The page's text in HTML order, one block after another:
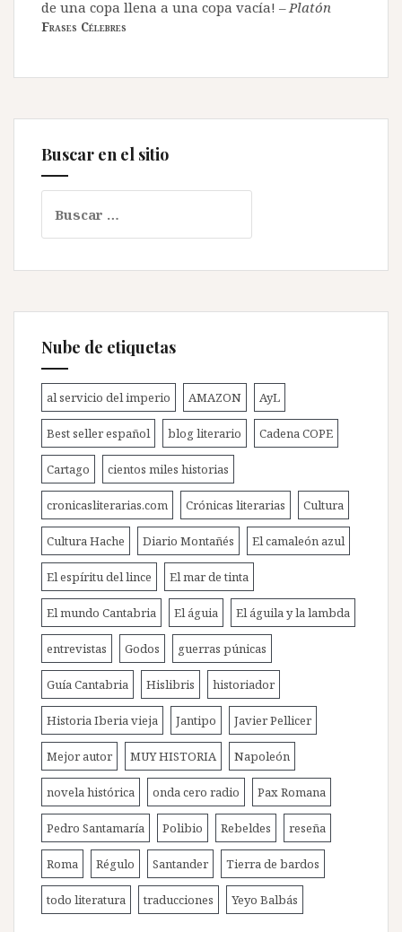
de una copa llena a una copa vacía! – Platón
Frases Célebres
Buscar en el sitio
Nube de etiquetas
al servicio del imperio AMAZON AyL
Best seller español blog literario Cadena COPE
Cartago cientos miles historias
cronicasliterarias.com Crónicas literarias Cultura
Cultura Hache Diario Montañés El camaleón azul
El espíritu del lince El mar de tinta
El mundo Cantabria El águia El águila y la lambda
entrevistas Godos guerras púnicas
Guía Cantabria Hislibris historiador
Historia Iberia vieja Jantipo Javier Pellicer
Mejor autor MUY HISTORIA Napoleón
novela histórica onda cero radio Pax Romana
Pedro Santamaría Polibio Rebeldes reseña
Roma Régulo Santander Tierra de bardos
todo literatura traducciones Yeyo Balbás